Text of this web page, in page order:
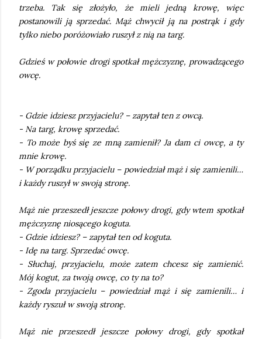
trzeba. Tak się złożyło, że mieli jedną krowę, więc
postanowili ją sprzedać. Mąż chwycił ją na postrąk i gdy
tylko niebo poróżowiało ruszył z nią na targ.
Gdzieś w połowie drogi spotkał mężczyznę, prowadzącego
owcę.
- Gdzie idziesz przyjacielu? – zapytał ten z owcą.
- Na targ, krowę sprzedać.
- To może byś się ze mną zamienił? Ja dam ci owcę, a ty
mnie krowę.
- W porządku przyjacielu – powiedział mąż i się zamienili…
i każdy ruszył w swoją stronę.
Mąż nie przeszedł jeszcze połowy drogi, gdy wtem spotkał
mężczyznę niosącego koguta.
- Gdzie idziesz? – zapytał ten od koguta.
- Idę na targ. Sprzedać owcę.
- Słuchaj, przyjacielu, może zatem chcesz się zamienić.
Mój kogut, za twoją owcę, co ty na to?
- Zgoda przyjacielu – powiedział mąż i się zamienili… i
każdy ryszuł w swoją stronę.
Mąż nie przeszedł jeszcze połowy drogi, gdy spotkał